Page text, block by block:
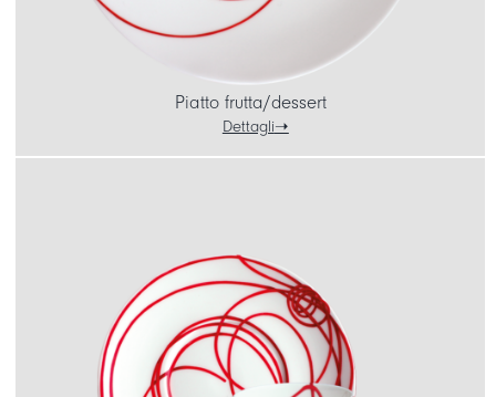
Piatto frutta/dessert
Dettagli